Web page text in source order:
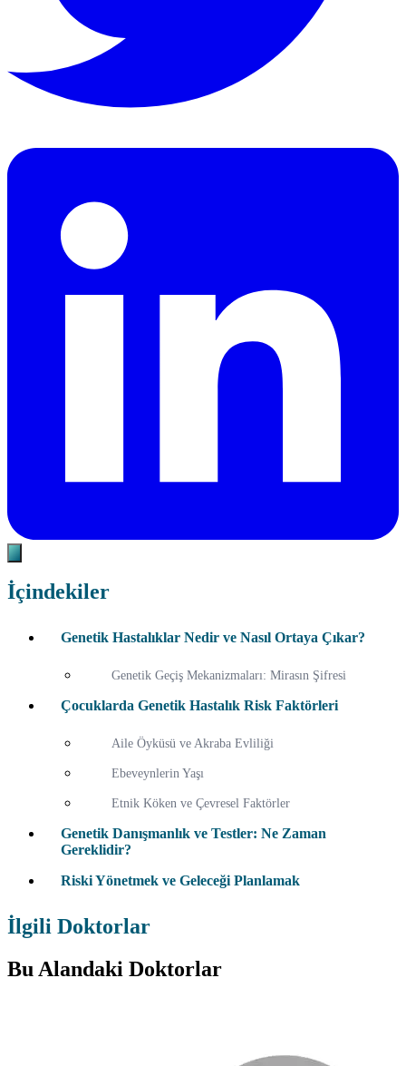
İçindekiler
Genetik Hastalıklar Nedir ve Nasıl Ortaya Çıkar?
Genetik Geçiş Mekanizmaları: Mirasın Şifresi
Çocuklarda Genetik Hastalık Risk Faktörleri
Aile Öyküsü ve Akraba Evliliği
Ebeveynlerin Yaşı
Etnik Köken ve Çevresel Faktörler
Genetik Danışmanlık ve Testler: Ne Zaman
Gereklidir?
Riski Yönetmek ve Geleceği Planlamak
İlgili Doktorlar
Bu Alandaki Doktorlar